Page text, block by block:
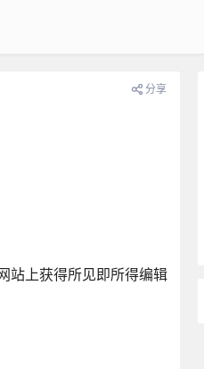
分享
站上获得所见即所得编辑